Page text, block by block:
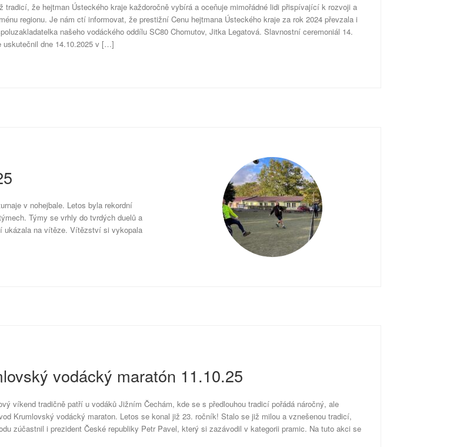
tradicí, že hejtman Ústeckého kraje každoročně vybírá a oceňuje mimořádné lidi přispívající k rozvoji a
regionu. Je nám ctí informovat, že prestižní Cenu hejtmana Ústeckého kraje za rok 2024 převzala i
našeho vodáckého oddílu SC80 Chomutov, Jitka Legatová. Slavnostní ceremoniál 14.
uskutečnil dne 14.10.2025 v […]
v nohejbale. Letos byla rekordní
Týmy se vrhly do tvrdých duelů a
ukázala na vítěze. Vítězství si vykopala
vodácký maratón 11.10.25
víkend tradičně patří u vodáků Jižním Čechám, kde se s předlouhou tradicí pořádá náročný, ale
Krumlovský vodácký maraton. Letos se konal již 23. ročník! Stalo se již milou a vznešenou tradicí,
zúčastnil i prezident České republiky Petr Pavel, který si zazávodil v kategorii pramic. Na tuto akci se